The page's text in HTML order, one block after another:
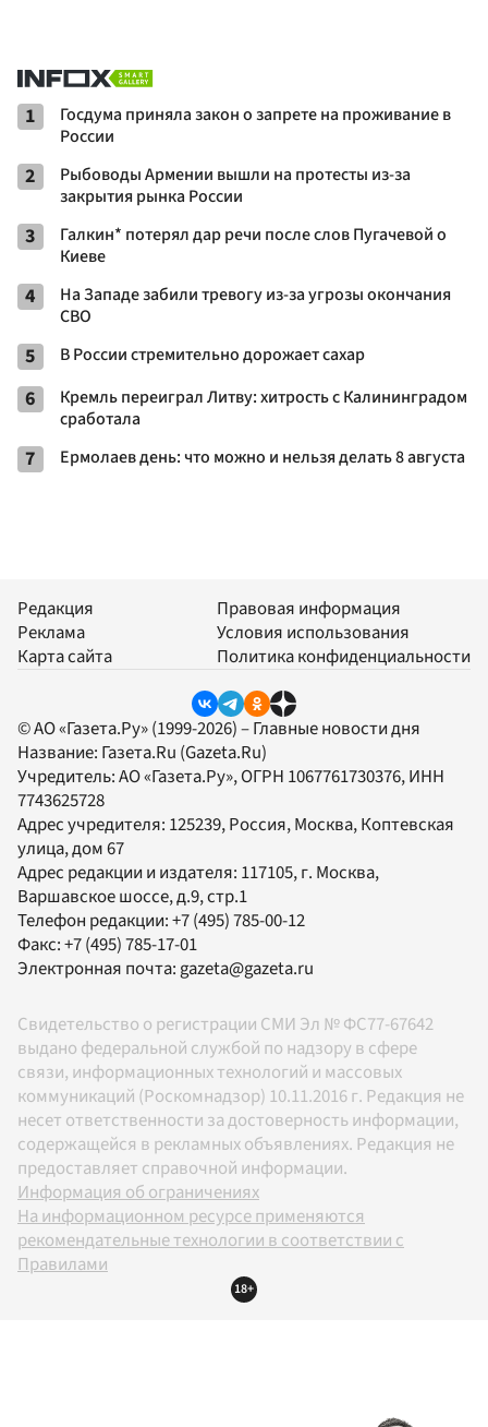
1
Госдума приняла закон о запрете на проживание в
России
2
Рыбоводы Армении вышли на протесты из-за
закрытия рынка России
3
Галкин* потерял дар речи после слов Пугачевой о
Киеве
4
На Западе забили тревогу из-за угрозы окончания
СВО
5 В России стремительно дорожает сахар
6
Кремль переиграл Литву: хитрость с Калининградом
сработала
7 Ермолаев день: что можно и нельзя делать 8 августа
Редакция
Реклама
Карта сайта
Правовая информация
Условия использования
Политика конфиденциальности
© АО «Газета.Ру» (1999-2026) – Главные новости дня
Название: Газета.Ru (Gazeta.Ru)
Учредитель:АО «Газета.Ру», ОГРН 1067761730376, ИНН
7743625728
Адрес учредителя: 125239, Россия, Москва, Коптевская
улица, дом 67
Адрес редакции и издателя: 117105, г. Москва,
Варшавское шоссе, д.9, стр.1
Телефон редакции:+7 (495) 785-00-12
Факс:+7 (495) 785-17-01
Электронная почта:gazeta@gazeta.ru
Свидетельство о регистрации СМИ Эл № ФС77-67642
выдано федеральной службой по надзору в сфере
связи, информационных технологий и массовых
коммуникаций (Роскомнадзор) 10.11.2016 г. Редакция не
несет ответственности за достоверность информации,
содержащейся в рекламных объявлениях. Редакция не
предоставляет справочной информации.
Информация об ограничениях
На информационном ресурсе применяются
рекомендательные технологии в соответствии с
Правилами
18+